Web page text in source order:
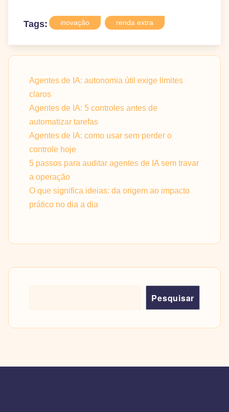
Tags: inovação renda extra
Agentes de IA: autonomia útil exige limites
claros
Agentes de IA: 5 controles antes de
automatizar tarefas
Agentes de IA: como usar sem perder o
controle hoje
5 passos para auditar agentes de IA sem travar
a operação
O que significa ideias: da origem ao impacto
prático no dia a dia
Pesquisar